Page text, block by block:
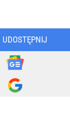
UDOSTĘPNIJ